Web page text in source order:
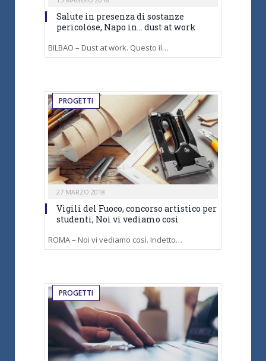
Salute in presenza di sostanze
pericolose, Napo in… dust at work
BILBAO – Dust at work. Questo il…
PROGETTI
27 MARZO 2018
Vigili del Fuoco, concorso artistico per
studenti, Noi vi vediamo così
ROMA – Noi vi vediamo così. Indetto…
PROGETTI